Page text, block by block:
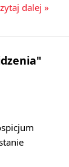
dalej »